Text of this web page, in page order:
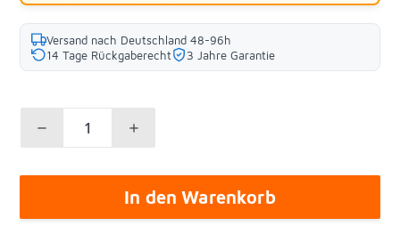
Versand nach Deutschland 48-96h
14 Tage Rückgaberecht
3 Jahre Garantie
In den Warenkorb